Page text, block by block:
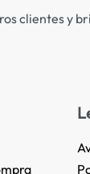
clientes y